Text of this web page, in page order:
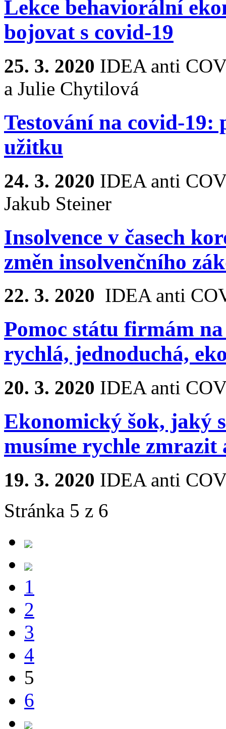
Lekce behaviorální
bojovat s covid-19
25. 3. 2020 IDEA anti
a Julie Chytilová
Testování na covid-19:
užitku
24. 3. 2020 IDEA anti
Jakub Steiner
Insolvence v časech
změn insolvenčního
22. 3. 2020 IDEA anti
Pomoc státu firmám
rychlá, jednoduchá,
20. 3. 2020 IDEA anti
Ekonomický šok, jaký
musíme rychle
19. 3. 2020 IDEA anti
Stránka 5 z 6
1
2
3
4
5
6